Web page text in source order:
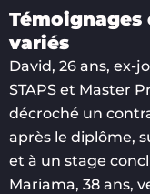
Témoignages
variés
David, 26 ans, ex-
STAPS et Master
décroché un
après le diplôme,
et à un stage
Mariama, 38 ans,